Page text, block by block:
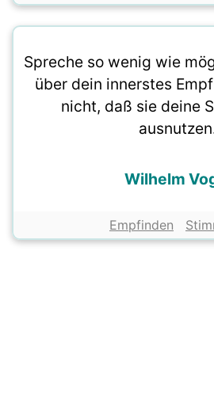
Spreche so wenig wie
über dein innerstes
nicht, daß sie deine
Wilhelm
Empfinden